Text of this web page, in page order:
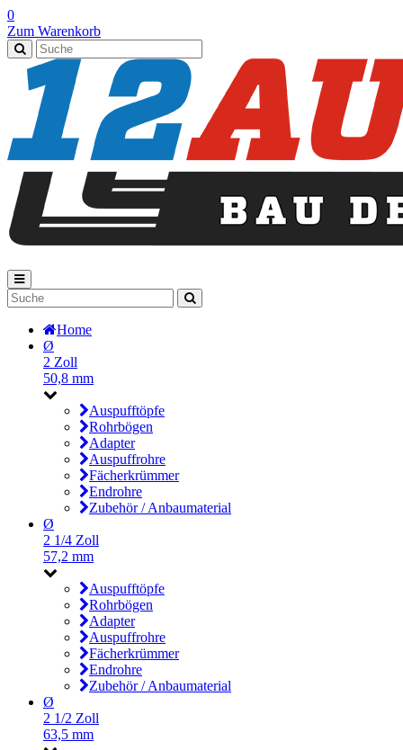
0
Zum Warenkorb
Home
Ø
2 Zoll
50,8 mm
Auspufftöpfe
Rohrbögen
Adapter
Auspuffrohre
Fächerkrümmer
Endrohre
Zubehör / Anbaumaterial
Ø
2 1/4 Zoll
57,2 mm
Auspufftöpfe
Rohrbögen
Adapter
Auspuffrohre
Fächerkrümmer
Endrohre
Zubehör / Anbaumaterial
Ø
2 1/2 Zoll
63,5 mm